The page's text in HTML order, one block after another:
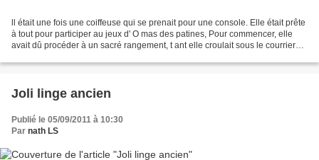
ll était une fois une coiffeuse qui se prenait pour une console. Elle était prête
à tout pour participer au jeux d' O mas des patines, Pour commencer, elle
avait dû procéder à un sacré rangement, t ant elle croulait sous le courrier
Joli linge ancien
Publié le 05/09/2011 à 10:30
Par nath LS